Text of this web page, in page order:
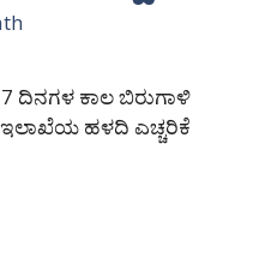
7 ದಿನಗಳ ಕಾಲ ಬಿರುಗಾಳಿ
ಹಳದಿ ಎಚ್ಚರಿಕೆ